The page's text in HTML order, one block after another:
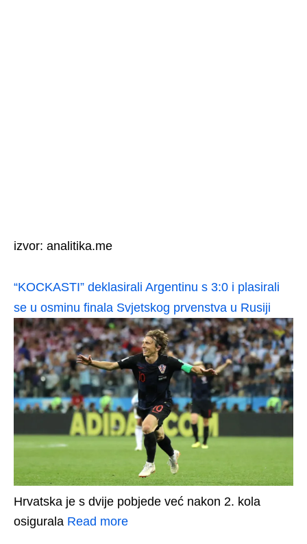
izvor: analitika.me
“KOCKASTI” deklasirali Argentinu s 3:0 i plasirali
se u osminu finala Svjetskog prvenstva u Rusiji
Hrvatska je s dvije pobjede već nakon 2. kola
osigurala Read more